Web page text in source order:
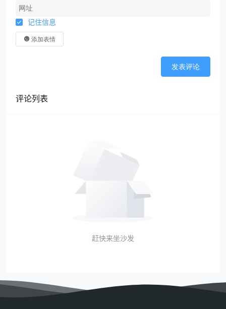
记住信息
添加表情
发表评论
评论列表
赶快来坐沙发